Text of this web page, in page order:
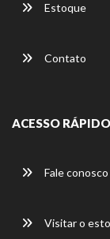
Estoque
Contato
ACESSO RÁPIDO
Fale conosco
Visitar o